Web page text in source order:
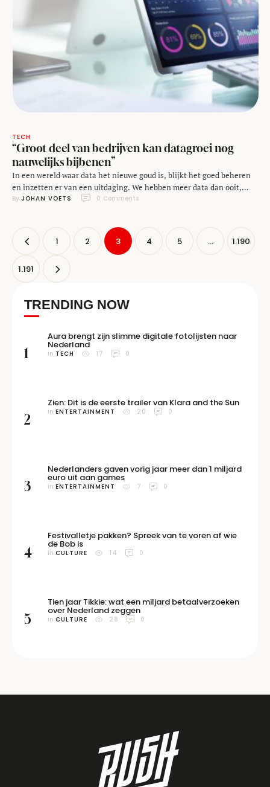
TECH
“Groot deel van bedrijven kan datagroei nog
nauwelijks bijbenen”
In een wereld waar data het nieuwe goud is, blijkt het goed beheren
en inzetten er van een uitdaging. We hebben meer data dan ooit,
maar benutten er schrikbarend weinig van. Uit een wereldwijd
tempo en de complexiteit …
By JOHAN VOETS 0 Comments
1 2 3 4 5 … 1.190
1.191
TRENDING NOW
1
Aura brengt zijn slimme digitale fotolijsten naar
Nederland
in TECH 17 0
2
Zien: Dit is de eerste trailer van Klara and the Sun
in ENTERTAINMENT 20 0
3
Nederlanders gaven vorig jaar meer dan 1 miljard
euro uit aan games
in ENTERTAINMENT 7 0
4
Festivalletje pakken? Spreek van te voren af wie
de Bob is
in CULTURE 14 0
5
Tien jaar Tikkie: wat een miljard betaalverzoeken
over Nederland zeggen
in CULTURE 28 0